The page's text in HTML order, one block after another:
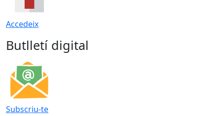
Accedeix
Butlletí digital
Subscriu-te